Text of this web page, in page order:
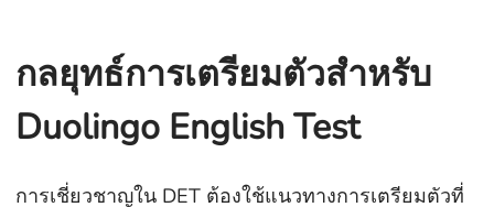
กลยุทธ์การเตรียมตัวสำหรับ
Duolingo English Test
การเชี่ยวชาญใน DET ต้องใช้แนวทางการเตรียมตัวที่